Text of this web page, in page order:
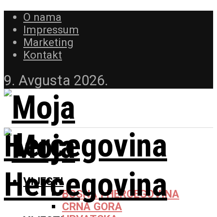
O nama
Impressum
Marketing
Kontakt
9. Avgusta 2026.
VIJESTI
BOSNA I HERCEGOVINA
CRNA GORA